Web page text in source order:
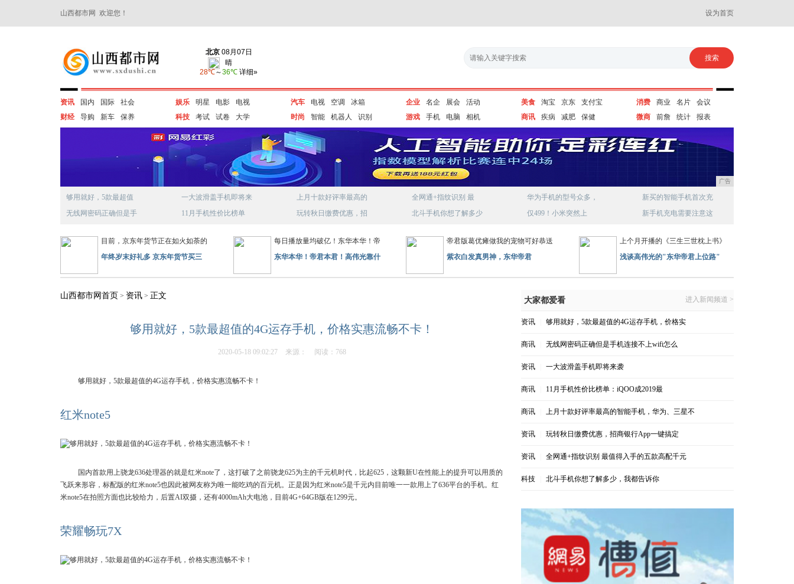
山西都市网 欢迎您！ 设为首页
资讯 国内 国际
社会
财经
导购 新车 保养
娱乐 明星 电影
电视
科技
考试 试卷 大学
汽车 电视 空调
冰箱
时尚
智能 机器人 识别
企业 名企 展会
活动
游戏
手机 电脑 相机
美食 淘宝 京东
支付宝
商讯
疾病 减肥 保健
消费 商业 名片
会议
微商
前詹 统计 报表
广告
够用就好，5款最超值
无线网密码正确但是手
一大波滑盖手机即将来
11月手机性价比榜单
上月十款好评率最高的
玩转秋日缴费优惠，招
全网通+指纹识别 最
北斗手机你想了解多少
华为手机的型号众多，
仅499！小米突然上
新买的智能手机首次充
新手机充电需要注意这
目前，京东年货节正在如火如荼的
年终岁末好礼多 京东年货节买三
每日播放量均破亿！东华本华！帝
东华本华！帝君本君！高伟光靠什
帝君版葛优瘫做我的宠物可好恭送
紫衣白发真男神，东华帝君
上个月开播的《三生三世枕上书》
浅谈高伟光的"东华帝君上位路"
山西都市网首页 > 资讯 > 正文
够用就好，5款最超值的4G运存手机，价格实惠流畅不卡！
2020-05-18 09:02:27 来源： 阅读：768
够用就好，5款最超值的4G运存手机，价格实惠流畅不卡！
红米note5
国内首款用上骁龙636处理器的就是红米note了，这打破了之前骁龙625为主的千元机时代，比起625，这颗新U在性能上的提升可以用质的
飞跃来形容，标配版的红米note5也因此被网友称为唯一能吃鸡的百元机。正是因为红米note5是千元内目前唯一一款用上了636平台的手机。红
米note5在拍照方面也比较给力，后置AI双摄，还有4000mAh大电池，目前4G+64GB版在1299元。
荣耀畅玩7X
大家都爱看 进入新闻频道 >
资讯 够用就好，5款最超值的4G运存手机，价格实
商讯 无线网密码正确但是手机连接不上wifi怎么
资讯 一大波滑盖手机即将来袭
商讯 11月手机性价比榜单：iQOO成2019最
商讯 上月十款好评率最高的智能手机，华为、三星不
资讯 玩转秋日缴费优惠，招商银行App一键搞定
资讯 全网通+指纹识别 最值得入手的五款高配千元
科技 北斗手机你想了解多少，我都告诉你